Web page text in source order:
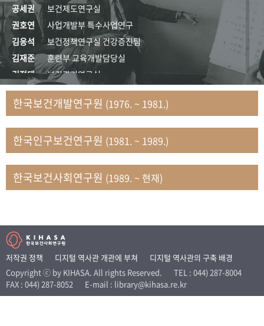
사진 아카이브 문서 기록물 행정박물 영상 기록물
50+1주년 기념
성과 50선 숫자로 보는 50년
세계와 함께 한 KIHASA
VR 역사관
공세권
보건제도연구실
권호연
사업개발부 특수사업연구
김응석
보건정책연구실 건강증진팀
김재준
훈련부 교육개발담당실
김정태
보건관리연구실
김지자
연구부 사회개발담당실
김태룡
조사평가부 연구과
문현상
가족복지연구실 인구가족연구팀
박인화
보건정책연구실
박재빈
연구부 인구역학담당실
변종화
보건정책연구실 건강증진팀
송건용
보건정책연구실
송태민
정보통계연구실 빅데이터연구센터
신희설
사업개발부 국제협력연구실
이규식
의료보험연구실
이문기
훈련부
한국보건개발연구원 (1976. ~ 1981.)
한국인구보건연구원 (1981. ~ 1989.)
한국보건사회연구원 (1989. ~ 현재)
저작권 정책 디지털 역사관 개관에 부쳐
디지털 역사관의 구축 배경
Copyright ⓒ by KIHASA. All rights Reserved.
TEL : 044) 287-8004
FAX : 044) 287-8052
E-mail : library@kihasa.re.kr